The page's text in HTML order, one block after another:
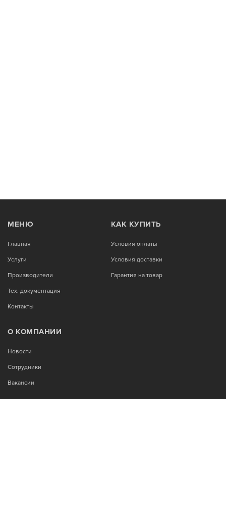
МЕНЮ
Главная
Услуги
Производители
Тех. документация
Контакты
КАК КУПИТЬ
Условия оплаты
Условия доставки
Гарантия на товар
О КОМПАНИИ
Новости
Сотрудники
Вакансии